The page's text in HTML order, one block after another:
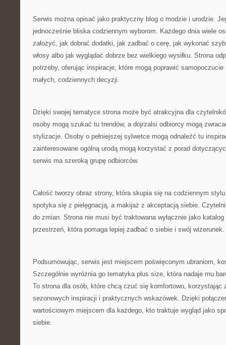
Serwis można opisać jako praktyczny blog o modzie i urodzie.
jednocześnie bliska codziennym wyborom. Każdego dnia wiele
założyć, jak dobrać dodatki, jak zadbać o cerę, jak wykonać
włosy albo jak wyglądać dobrze bez wielkiego wysiłku. Strona
potrzeby, oferując inspiracje, które mogą poprawić samopoczucie
małych, codziennych decyzji.
Dzięki swojej tematyce strona może być atrakcyjna dla
osoby mogą szukać tu trendów, a dojrzalsi odbiorcy mogą
stylizacje. Osoby o pełniejszej sylwetce mogą odnaleźć tu
zainteresowane ogólną urodą mogą korzystać z porad
serwis ma szeroką grupę odbiorców.
Całość tworzy obraz strony, która skupia się na codziennym
spotyka się z pielęgnacją, a makijaż z akceptacją siebie.
do zmian. Strona nie musi być traktowana wyłącznie jako
przestrzeń, która pomaga lepiej zadbać o siebie i swój wizerunek.
Podsumowując, serwis jest miejscem poświęconym ubraniom,
Szczególnie wyróżnia go tematyka plus size, która nadaje mu
To strona dla osób, które chcą czuć się komfortowo, korzystając
sezonowych inspiracji i praktycznych wskazówek. Dzięki
wartościowym miejscem dla każdego, kto traktuje wygląd jako
siebie.